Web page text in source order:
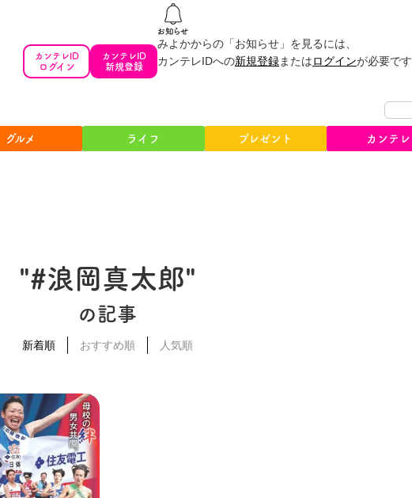
カンテレID
ログイン
カンテレID
新規登録
みよかからの「お知らせ」を見るには、
カンテレIDへの新規登録またはログインが必要です
グルメ ライフ プレゼント カンテレ
"#浪岡真太郎"
の記事
新着順 おすすめ順 人気順